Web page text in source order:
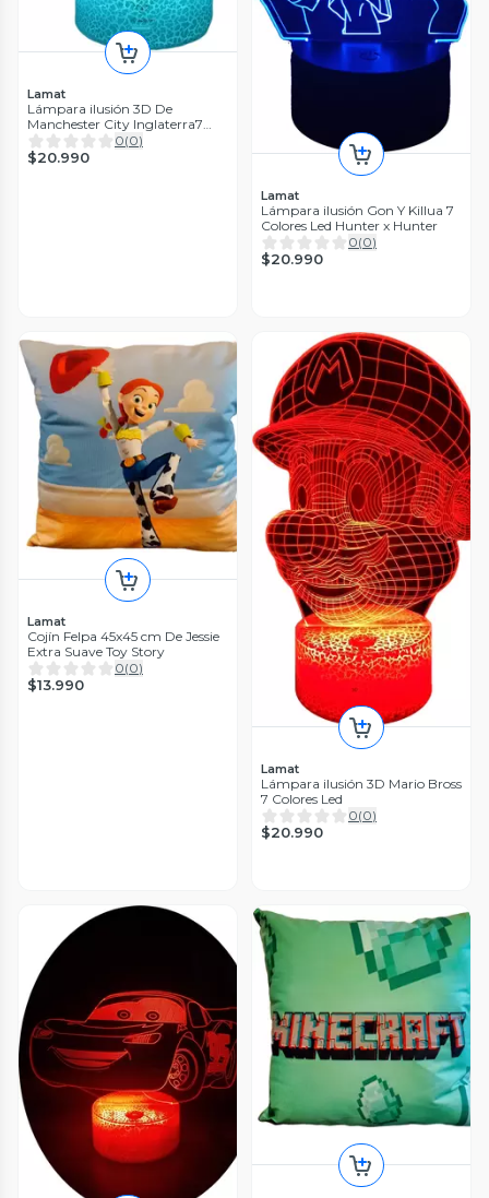
Lamat
Lámpara ilusión 3D De
Manchester City Inglaterra7
Colores Led
0(0)
$20.990
Lamat
Lámpara ilusión Gon Y Killua 7
Colores Led Hunter x Hunter
0(0)
$20.990
Lamat
Cojín Felpa 45x45 cm De Jessie
Extra Suave Toy Story
0(0)
$13.990
Lamat
Lámpara ilusión 3D Mario Bross
7 Colores Led
0(0)
$20.990